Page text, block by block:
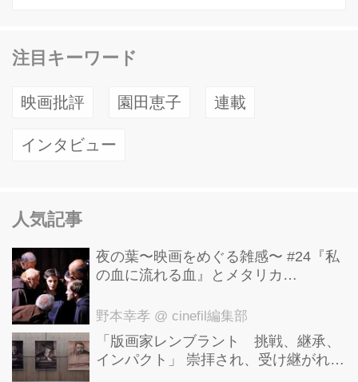
注目キーワード
映画批評 園田恵子 連載
インタビュー
人気記事
夜の葉〜映画をめぐる雑感〜 #24『私
の血に流れる血』とメタリカ
野本幸孝 @ cinefil編集部
「版画家レンブラント 挑戦、継承、
インパクト」 崇拝され、受け継がれ、